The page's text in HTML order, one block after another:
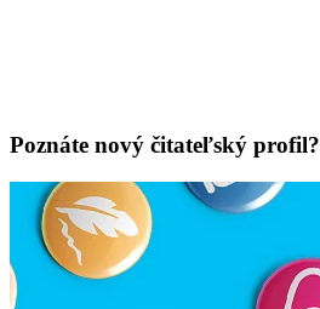
Poznáte nový čitateľský profil?